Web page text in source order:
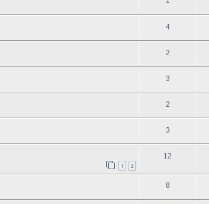
4
2
3
2
3
1 2
12
8